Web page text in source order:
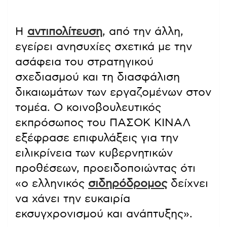
Η αντιπολίτευση, από την άλλη,
εγείρει ανησυχίες σχετικά με την
ασάφεια του στρατηγικού
σχεδιασμού και τη διασφάλιση
δικαιωμάτων των εργαζομένων στον
τομέα. Ο κοινοβουλευτικός
εκπρόσωπος του ΠΑΣΟΚ ΚΙΝΑΛ
εξέφρασε επιφυλάξεις για την
ειλικρίνεια των κυβερνητικών
προθέσεων, προειδοποιώντας ότι
«ο ελληνικός σιδηρόδρομοςδείχνει
να χάνει την ευκαιρία
εκσυγχρονισμού και ανάπτυξης».